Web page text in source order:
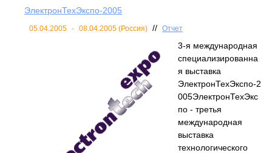
ЭлектронТехЭкспо-2005
05.04.2005 - 08.04.2005 (Россия) // Отчет
3-я международная
специализированна
я выставка
ЭлектронТехЭкспо-2
005ЭлектронТехЭкс
по - третья
международная
выставка
технологического